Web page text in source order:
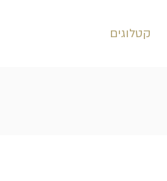
קטלוגים